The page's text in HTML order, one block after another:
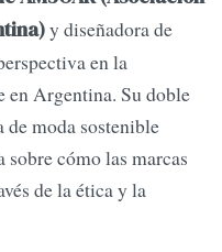
y diseñadora de
en la
en Argentina. Su doble
de moda sostenible
cómo las marcas
de la ética y la